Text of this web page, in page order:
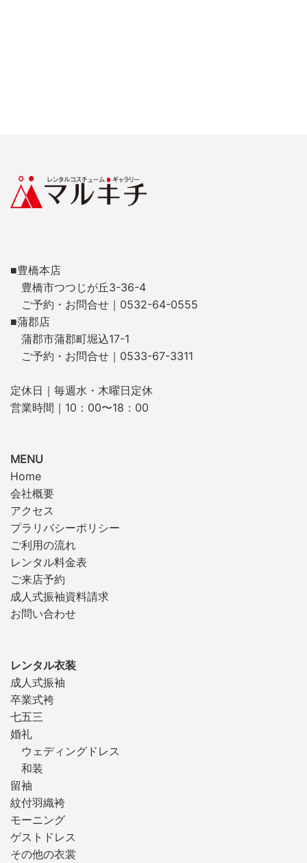
■豊橋本店
豊橋市つつじが丘3-36-4
ご予約・お問合せ｜0532-64-0555
■蒲郡店
蒲郡市蒲郡町堀込17-1
ご予約・お問合せ｜0533-67-3311
定休日｜毎週水・木曜日定休
営業時間｜10：00〜18：00
MENU
Home
会社概要
アクセス
プラリバシーポリシー
ご利用の流れ
レンタル料金表
ご来店予約
成人式振袖資料請求
お問い合わせ
レンタル衣装
成人式振袖
卒業式袴
七五三
婚礼
ウェディングドレス
和装
留袖
紋付羽織袴
モーニング
ゲストドレス
その他の衣裳